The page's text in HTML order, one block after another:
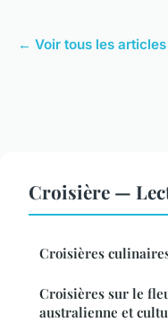
← Voir tous les
Croisière —
Croisières
Croisières sur le
australienne et